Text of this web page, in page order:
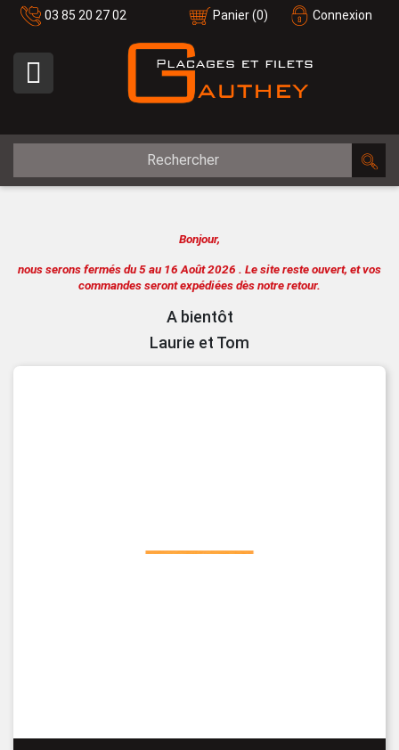
03 85 20 27 02 Connexion
Panier(0)

Bonjour,
nous serons fermés du 5 au 16 Août 2026 . Le site reste ouvert, et vos
commandes seront expédiées dès notre retour.
A bientôt
Laurie et Tom